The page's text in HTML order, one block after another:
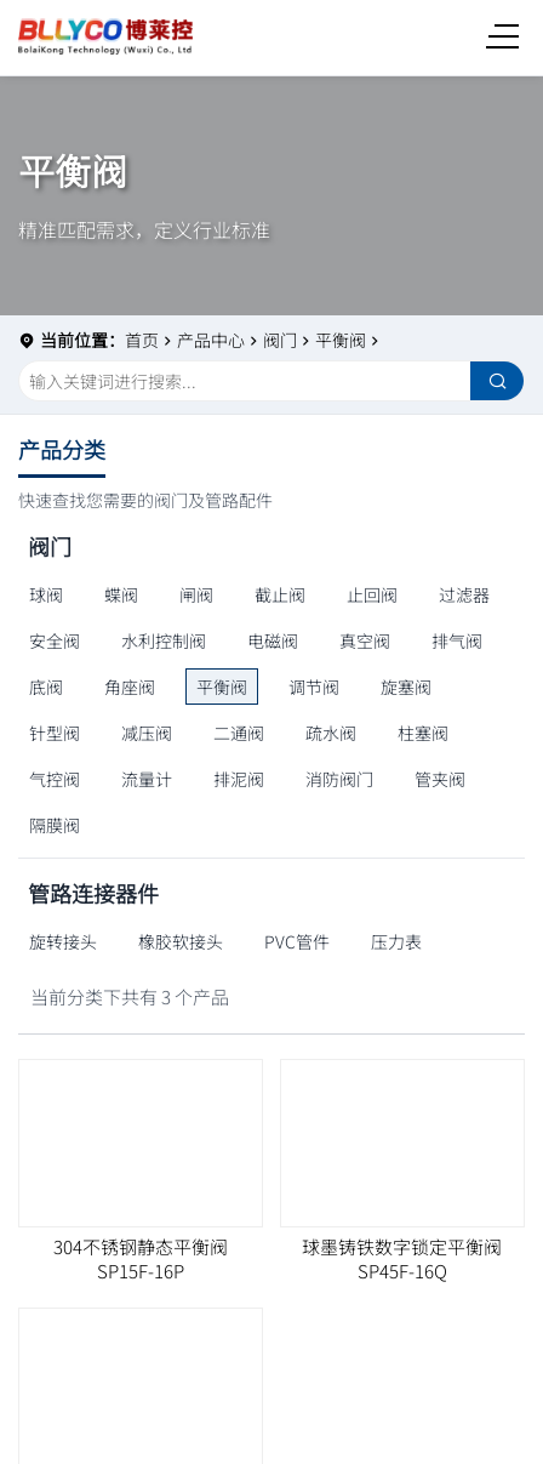
平衡阀
精准匹配需求，定义行业标准
当前位置： 首页 产品中心 阀门 平衡阀
产品分类
快速查找您需要的阀门及管路配件
阀门
球阀 蝶阀 闸阀 截止阀 止回阀
过滤器
安全阀
水利控制阀 电磁阀 真空阀
排气阀
底阀
角座阀 平衡阀 调节阀
旋塞阀
针型阀
减压阀 二通阀 疏水阀
柱塞阀
气控阀
流量计 排泥阀 消防阀门
管夹阀
隔膜阀
管路连接器件
旋转接头 橡胶软接头 PVC管件 压力表
当前分类下共有 3 个产品
304不锈钢静态平衡阀
SP15F-16P
球墨铸铁数字锁定平衡阀
SP45F-16Q